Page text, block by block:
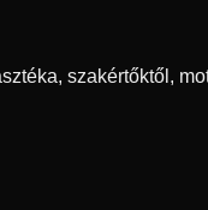
szakértőktől,